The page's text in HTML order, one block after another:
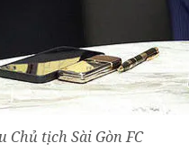
Chủ tịch Sài Gòn FC